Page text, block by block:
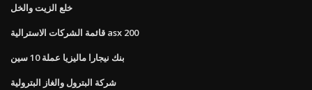
خلع الزيت والخل
قائمة الشركات الاسترالية asx 200
بنك نيجارا ماليزيا عملة 10 سين
شركة البترول والغاز البترولية